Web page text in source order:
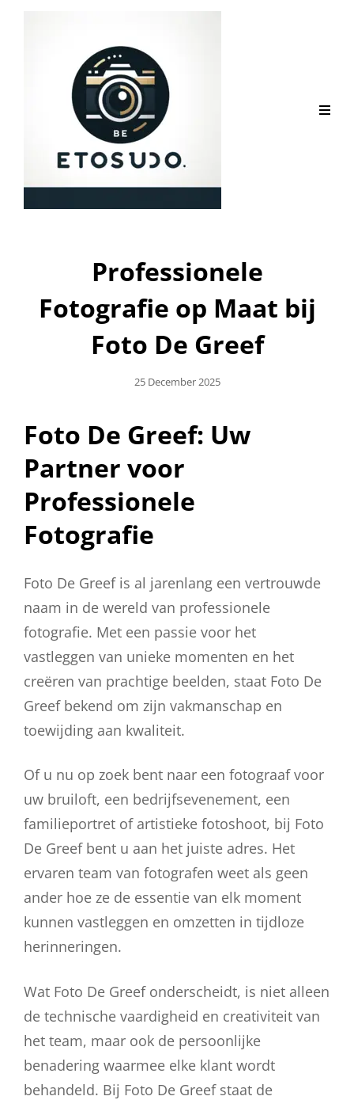
Professionele
Fotografie op Maat bij
Foto De Greef
Geplaatst
25 December 2025
Foto De Greef: Uw
Partner voor
Professionele
Fotografie
Foto De Greef is al jarenlang een vertrouwde
naam in de wereld van professionele
fotografie. Met een passie voor het
vastleggen van unieke momenten en het
creëren van prachtige beelden, staat Foto De
Greef bekend om zijn vakmanschap en
toewijding aan kwaliteit.
Of u nu op zoek bent naar een fotograaf voor
uw bruiloft, een bedrijfsevenement, een
familieportret of artistieke fotoshoot, bij Foto
De Greef bent u aan het juiste adres. Het
ervaren team van fotografen weet als geen
ander hoe ze de essentie van elk moment
kunnen vastleggen en omzetten in tijdloze
herinneringen.
Wat Foto De Greef onderscheidt, is niet alleen
de technische vaardigheid en creativiteit van
het team, maar ook de persoonlijke
benadering waarmee elke klant wordt
behandeld. Bij Foto De Greef staat de